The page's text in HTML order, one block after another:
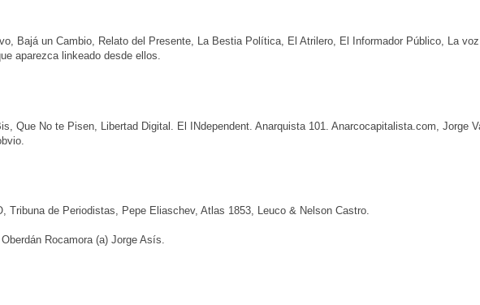
Bajá un Cambio, Relato del Presente, La Bestia Política, El Atrilero, El Informador Público, La
aparezca linkeado desde ellos.
Que No te Pisen, Libertad Digital. El INdependent. Anarquista 101. Anarcocapitalista.com, Jorge
Tribuna de Periodistas, Pepe Eliaschev, Atlas 1853, Leuco & Nelson Castro.
Rocamora (a) Jorge Asís.